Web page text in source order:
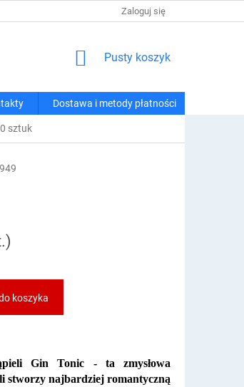
REGULAMIN ZAKUPÓW
Zaloguj się
KOSZYK
Pusty koszyk
Dostawa i metody płatności
sztuk
koszyka
Gin Tonic - ta zmysłowa
stworzy najbardziej romantyczną